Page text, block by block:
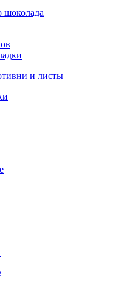
шоколада
и листы